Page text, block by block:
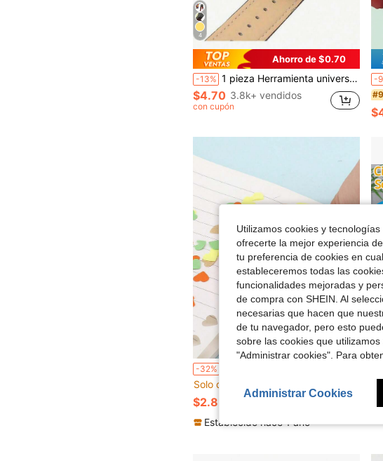
4
Ahorro de $0.70
-13% 1 pieza Herramienta universal de perforación de cinturones para cinturones, cordones de zapatos, correas de reloj, Día de San Valentín para hombres, Boda de San Valentín, cumpleaños, alicates, herramientas, pinzas para carpetas
$4.70 3.8k+ vendidos
con cupón
-
-32%
Solo quedan 9
$2.85
Establecido hace 1 año
5
Utilizamos cookies y
ofrecerte la mejor experiencia
tu preferencia de cookies en
estableceremos todas las
funcionalidades mejoradas y
de compra con SHEIN. Al
necesarias que hacen que
de tu navegador, pero esto
sobre las cookies que
"Administrar cookies". Para
Administrar Cookies